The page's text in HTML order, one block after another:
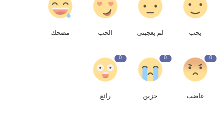
يحب لم يعجبنى الحب مضحك
0
غاضب
0
حزين
0
رائع